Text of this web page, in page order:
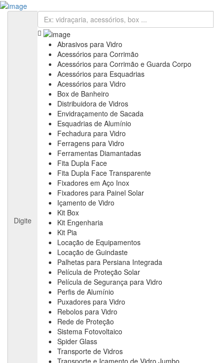
Cadastre sua Vidraçaria
Cadastre sua Vidraçaria
Home
Empresas
Informativos
Notícias & Negócios
Feiras & Eventos
Vídeos
Fale Conosco
Assine nossa Newsletter
Digite
Abrasivos para Vidro
Acessórios para Corrimão
Acessórios para Corrimão e Guarda Corpo
Acessórios para Esquadrias
Acessórios para Vidro
Box de Banheiro
Distribuidora de Vidros
Envidraçamento de Sacada
Esquadrias de Alumínio
Fechadura para Vidro
Ferragens para Vidro
Ferramentas Diamantadas
Fita Dupla Face
Fita Dupla Face Transparente
Fixadores em Aço Inox
Fixadores para Painel Solar
Içamento de Vidro
Kit Box
Kit Engenharia
Kit Pia
Locação de Equipamentos
Locação de Guindaste
Palhetas para Persiana Integrada
Película de Proteção Solar
Película de Segurança para Vidro
Perfis de Alumínio
Puxadores para Vidro
Rebolos para Vidro
Rede de Proteção
Sistema Fotovoltaico
Spider Glass
Transporte de Vidros
Transporte e Içamento de Vidro Jumbo